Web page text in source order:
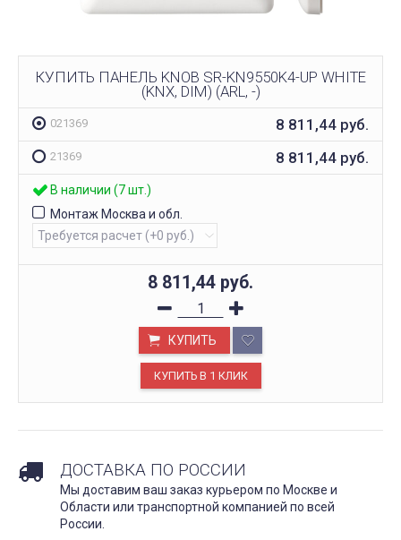
КУПИТЬ ПАНЕЛЬ KNOB SR-KN9550K4-UP WHITE
(KNX, DIM) (ARL, -)
021369 8 811,44 руб.
21369 8 811,44 руб.
В наличии (7 шт.)
Монтаж Москва и обл.
8 811,44 руб.
КУПИТЬ
ДОСТАВКА ПО РОССИИ
Мы доставим ваш заказ курьером по Москве и
Области или транспортной компанией по всей
России.